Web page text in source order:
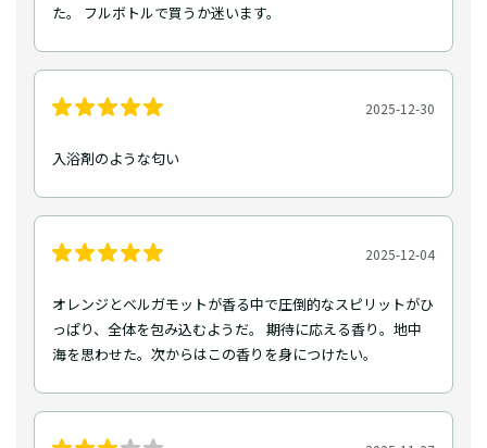
た。 フルボトルで買うか迷います。
2025-12-30
入浴剤のような匂い
2025-12-04
オレンジとベルガモットが香る中で圧倒的なスピリットがひ
っぱり、全体を包み込むようだ。 期待に応える香り。地中
海を思わせた。次からはこの香りを身につけたい。